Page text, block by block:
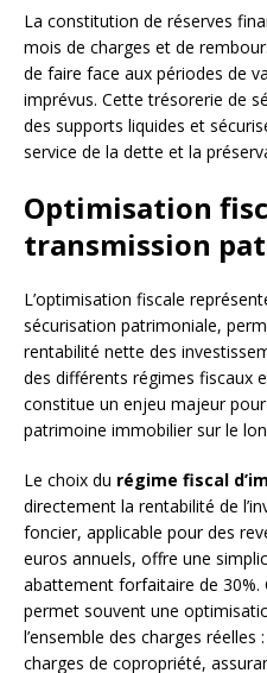
La constitution de réserves
mois de charges et de
de faire face aux périodes de
imprévus. Cette trésorerie de
des supports liquides et
service de la dette et la
Optimisation
transmission
L’optimisation fiscale
sécurisation patrimoniale,
rentabilité nette des
des différents régimes fiscaux
constitue un enjeu majeur
patrimoine immobilier sur le
Le choix du régime fiscal
directement la rentabilité de
foncier, applicable pour des
euros annuels, offre une
abattement forfaitaire de 30%.
permet souvent une
l’ensemble des charges réelles
charges de copropriété,